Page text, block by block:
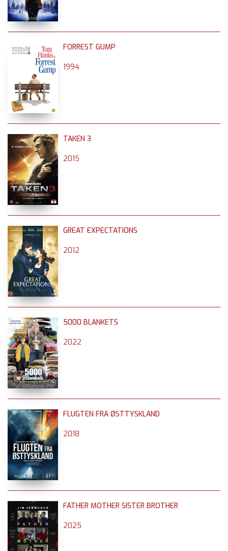
FORREST GUMP
1994
TAKEN 3
2015
GREAT EXPECTATIONS
2012
5000 BLANKETS
2022
FLUGTEN FRA ØSTTYSKLAND
2018
FATHER MOTHER SISTER BROTHER
2025